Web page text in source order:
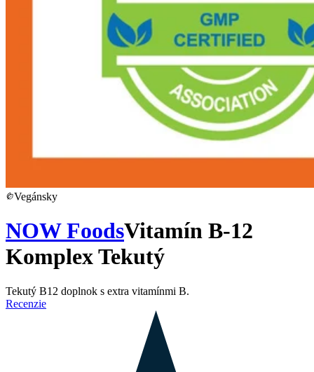
Vegánsky
NOW FoodsVitamín B-12
Komplex Tekutý
Tekutý B12 doplnok s extra vitamínmi B.
Recenzie